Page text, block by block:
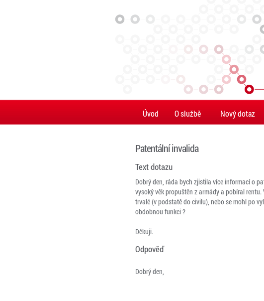
Úvod O službě Nový dotaz
Patentální invalida
Text dotazu
Dobrý den, ráda bych zjistila více informací o
vysoký věk propuštěn z armády a pobíral
trvalé (v podstatě do civilu), nebo se mohl po
obdobnou funkci ?
Děkuji.
Odpověď
Dobrý den,